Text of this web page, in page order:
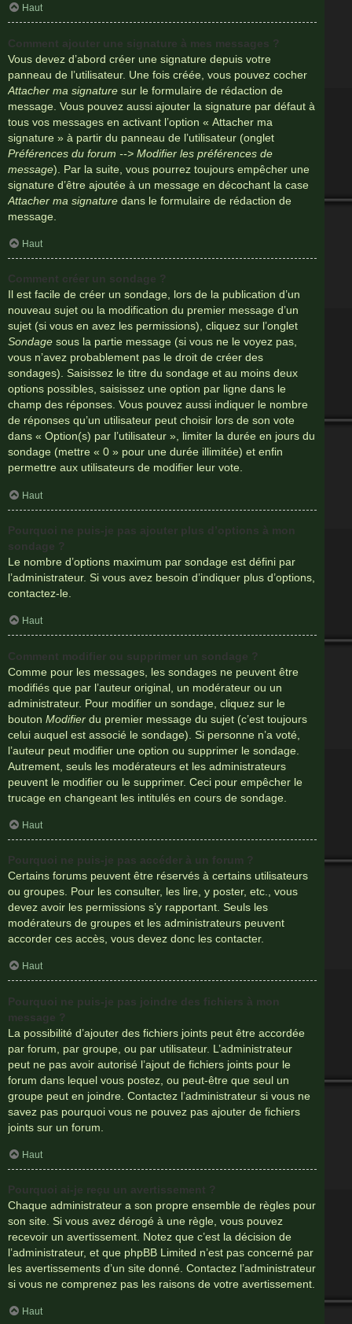
Haut
Comment ajouter une signature à mes messages ?
Vous devez d’abord créer une signature depuis votre
panneau de l’utilisateur. Une fois créée, vous pouvez cocher
Attacher ma signature sur le formulaire de rédaction de
message. Vous pouvez aussi ajouter la signature par défaut à
tous vos messages en activant l’option « Attacher ma
signature » à partir du panneau de l’utilisateur (onglet
Préférences du forum --> Modifier les préférences de
message). Par la suite, vous pourrez toujours empêcher une
signature d’être ajoutée à un message en décochant la case
Attacher ma signature dans le formulaire de rédaction de
message.
Haut
Comment créer un sondage ?
Il est facile de créer un sondage, lors de la publication d’un
nouveau sujet ou la modification du premier message d’un
sujet (si vous en avez les permissions), cliquez sur l’onglet
Sondage sous la partie message (si vous ne le voyez pas,
vous n’avez probablement pas le droit de créer des
sondages). Saisissez le titre du sondage et au moins deux
options possibles, saisissez une option par ligne dans le
champ des réponses. Vous pouvez aussi indiquer le nombre
de réponses qu’un utilisateur peut choisir lors de son vote
dans « Option(s) par l’utilisateur », limiter la durée en jours du
sondage (mettre « 0 » pour une durée illimitée) et enfin
permettre aux utilisateurs de modifier leur vote.
Haut
Pourquoi ne puis-je pas ajouter plus d’options à mon
sondage ?
Le nombre d’options maximum par sondage est défini par
l’administrateur. Si vous avez besoin d’indiquer plus d’options,
contactez-le.
Haut
Comment modifier ou supprimer un sondage ?
Comme pour les messages, les sondages ne peuvent être
modifiés que par l’auteur original, un modérateur ou un
administrateur. Pour modifier un sondage, cliquez sur le
bouton Modifier du premier message du sujet (c’est toujours
celui auquel est associé le sondage). Si personne n’a voté,
l’auteur peut modifier une option ou supprimer le sondage.
Autrement, seuls les modérateurs et les administrateurs
peuvent le modifier ou le supprimer. Ceci pour empêcher le
trucage en changeant les intitulés en cours de sondage.
Haut
Pourquoi ne puis-je pas accéder à un forum ?
Certains forums peuvent être réservés à certains utilisateurs
ou groupes. Pour les consulter, les lire, y poster, etc., vous
devez avoir les permissions s’y rapportant. Seuls les
modérateurs de groupes et les administrateurs peuvent
accorder ces accès, vous devez donc les contacter.
Haut
Pourquoi ne puis-je pas joindre des fichiers à mon
message ?
La possibilité d’ajouter des fichiers joints peut être accordée
par forum, par groupe, ou par utilisateur. L’administrateur
peut ne pas avoir autorisé l’ajout de fichiers joints pour le
forum dans lequel vous postez, ou peut-être que seul un
groupe peut en joindre. Contactez l’administrateur si vous ne
savez pas pourquoi vous ne pouvez pas ajouter de fichiers
joints sur un forum.
Haut
Pourquoi ai-je reçu un avertissement ?
Chaque administrateur a son propre ensemble de règles pour
son site. Si vous avez dérogé à une règle, vous pouvez
recevoir un avertissement. Notez que c’est la décision de
l’administrateur, et que phpBB Limited n’est pas concerné par
les avertissements d’un site donné. Contactez l’administrateur
si vous ne comprenez pas les raisons de votre avertissement.
Haut